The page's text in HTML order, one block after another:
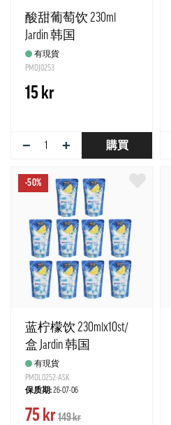
酸甜葡萄饮 230ml
Jardin 韩国
有現貨
PMDJ0253
15 kr
− + 購買
-50%
蓝柠檬饮 230mlx10st/
盒 Jardin 韩国
有現貨
PMDL0252-ASK
保质期:26-07-06
75 kr149 kr